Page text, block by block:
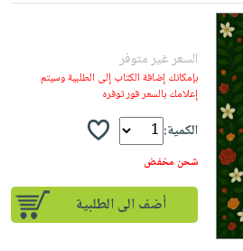
السعر غير متوفر
بإمكانك إضافة الكتاب إلى الطلبية وسيتم
إعلامك بالسعر فور توفره
الكمية:
شحن مخفض
أضف الى الطلبية